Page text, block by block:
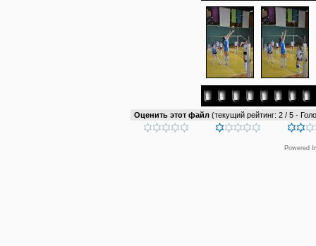
Оценить этот файл (текущий рейтинг: 2 / 5 -
Powered